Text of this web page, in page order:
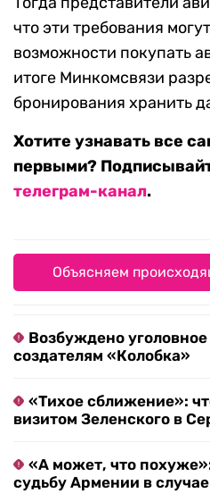
что эти требования
возможности покупать
итоге Минкомсвязи
бронирования хранить
Хотите узнавать все
первыми?
телеграм-канал.
Объясняем
Возбуждено уголовное
создателям «Колобка»
«Тихое сближение»:
визитом Зеленского в
«А может, что
судьбу Армении в